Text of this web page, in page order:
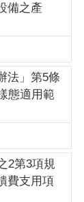
備之產
法」第5條
態適用範
2第3項規
費支用項